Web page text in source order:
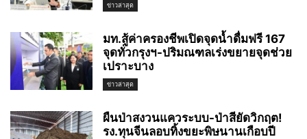
ข่าวล่าสุด
มท.สู้ค่าครองชีพเปิดจุดน้ำดื่มฟรี 167
จุดทั่วกรุงฯ-ปริมณฑลเร่งขยายจุดช่วย
เปราะบาง
ข่าวล่าสุด
ผืนป่าสงวนแควระบบ-ป่าสียัดวิกฤต!
รง.ทุนจีนลอบทิ้งขยะพิษนานเกือบปี